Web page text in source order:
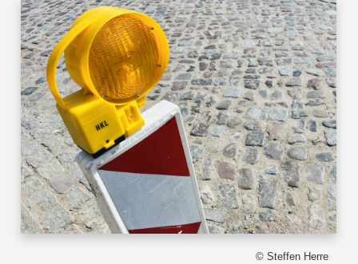
© Steffen Herre